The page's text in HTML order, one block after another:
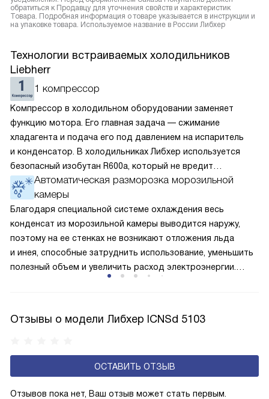
обратиться к Продавцу для уточнения свойств и характеристик
Товара. Подробная информация о товаре указывается в инструкции и
на упаковке товара. Используемое название в России Либхер
Технологии встраиваемых холодильников
Liebherr
1 компрессор
Компрессор в холодильном оборудовании заменяет
функцию мотора. Его главная задача — сжимание
хладагента и подача его под давлением на испаритель
и конденсатор. В холодильниках Либхер используется
безопасный изобутан R600a, который не вредит
окружающей среде. Компрессор перегоняет его
по охладительному контуру по принципу насоса. Чем
лучше работает «мотор» прибора, тем качественнее
и быстрее происходит охлаждение, затрачивается
меньше электроэнергии.
Автоматическая разморозка морозильной
камеры
Благодаря специальной системе охлаждения весь
конденсат из морозильной камеры выводится наружу,
поэтому на ее стенках не возникают отложения льда
и инея, способные затруднить использование, уменьшить
полезный объем и увеличить расход электроэнергии.
Отзывы о модели Либхер ICNSd 5103
ОСТАВИТЬ ОТЗЫВ
Отзывов пока нет, Ваш отзыв может стать первым.